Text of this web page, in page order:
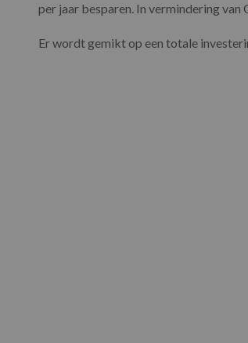
per jaar besparen. In vermindering
Er wordt gemikt op een totale